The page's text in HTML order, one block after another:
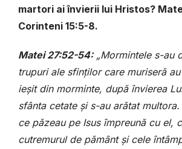
martori ai învierii lui Hristos?
Corinteni 15:5-8.
Matei 27:52-54:„Mormintele s-au
trupuri ale sfinților care muriseră
ieșit din morminte, după învierea
sfânta cetate și s-au arătat
ce păzeau pe Isus împreună cu el,
cutremurul de pământ și cele